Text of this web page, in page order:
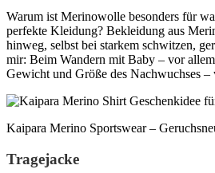
Warum ist Merinowolle besonders für
perfekte Kleidung? Bekleidung aus
hinweg, selbst bei starkem schwitzen,
mir: Beim Wandern mit Baby – vor
Gewicht und Größe des Nachwuchses
Kaipara Merino Sportswear –
Tragejacke